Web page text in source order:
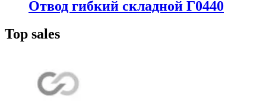
Отвод гибкий складной Г0440
Top sales